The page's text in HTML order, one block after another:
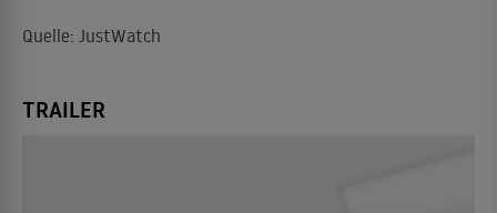
Quelle: JustWatch
TRAILER